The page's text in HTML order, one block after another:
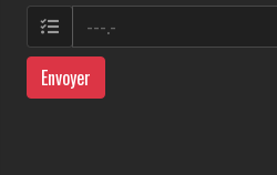
Envoyer